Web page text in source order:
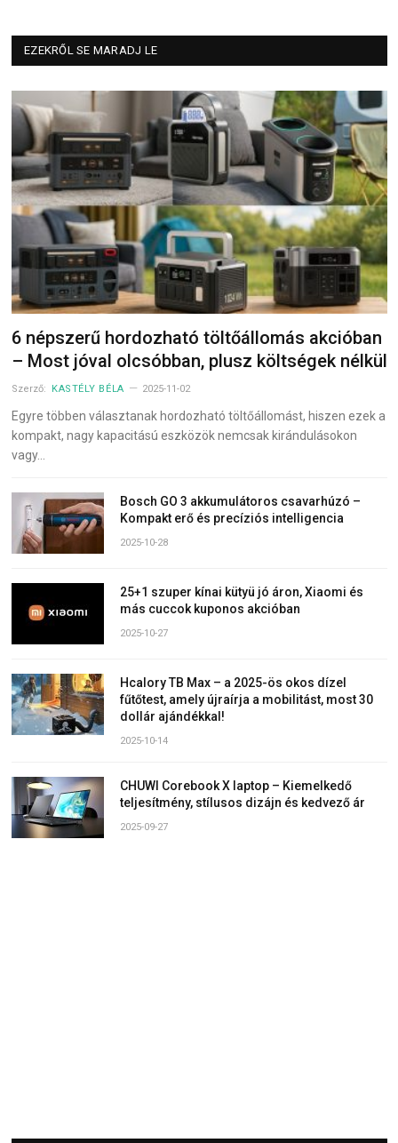
EZEKRŐL SE MARADJ LE
6 népszerű hordozható töltőállomás akcióban
– Most jóval olcsóbban, plusz költségek nélkül
Szerző: KASTÉLY BÉLA 2025-11-02
Egyre többen választanak hordozható töltőállomást, hiszen ezek a
kompakt, nagy kapacitású eszközök nemcsak kirándulásokon
vagy…
Bosch GO 3 akkumulátoros csavarhúzó –
Kompakt erő és precíziós intelligencia
2025-10-28
25+1 szuper kínai kütyü jó áron, Xiaomi és
más cuccok kuponos akcióban
2025-10-27
Hcalory TB Max – a 2025-ös okos dízel
fűtőtest, amely újraírja a mobilitást, most 30
dollár ajándékkal!
2025-10-14
CHUWI Corebook X laptop – Kiemelkedő
teljesítmény, stílusos dizájn és kedvező ár
2025-09-27